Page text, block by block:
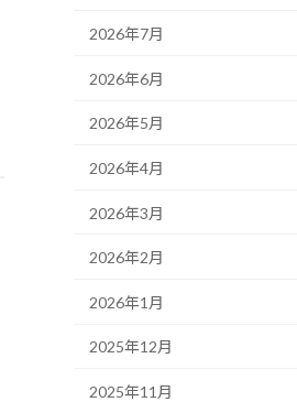
2026年7月
2026年6月
2026年5月
2026年4月
2026年3月
2026年2月
2026年1月
2025年12月
2025年11月